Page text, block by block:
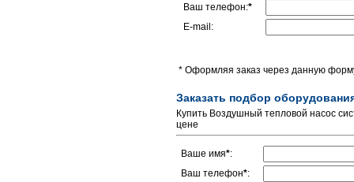
Ваш телефон:*
E-mail:
* Оформляя заказ через данную
Заказать подбор
Купить Воздушный тепловой насос
цене
Ваше имя*:
Ваш телефон*: